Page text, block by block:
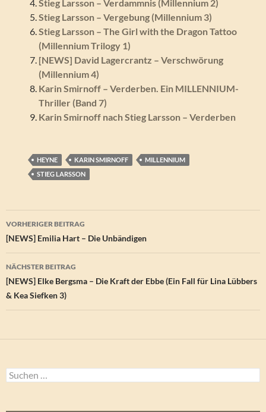
Stieg Larsson – Verdammnis (Millennium 2)
Stieg Larsson – Vergebung (Millennium 3)
Stieg Larsson – The Girl with the Dragon Tattoo
(Millennium Trilogy 1)
[NEWS] David Lagercrantz – Verschwörung
(Millennium 4)
Karin Smirnoff – Verderben. Ein MILLENNIUM-
Thriller (Band 7)
Karin Smirnoff nach Stieg Larsson – Verderben
HEYNE KARIN SMIRNOFF
MILLENNIUM
STIEG LARSSON
Beitragsnavigation
VORHERIGER BEITRAG
[NEWS] Emilia Hart – Die Unbändigen
NÄCHSTER BEITRAG
[NEWS] Elke Bergsma – Die Kraft der Ebbe (Ein Fall für Lina Lübbers
& Kea Siefken 3)
Suchen
nach: